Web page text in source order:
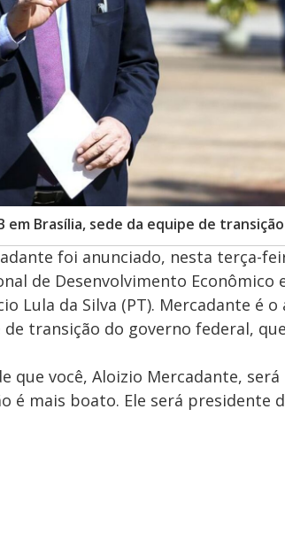
em Brasília, sede da equipe de
foi anunciado, nesta terça-
de Desenvolvimento Econômico
Lula da Silva (PT). Mercadante é
transição do governo federal,
que você, Aloizio Mercadante, será
é mais boato. Ele será presidente